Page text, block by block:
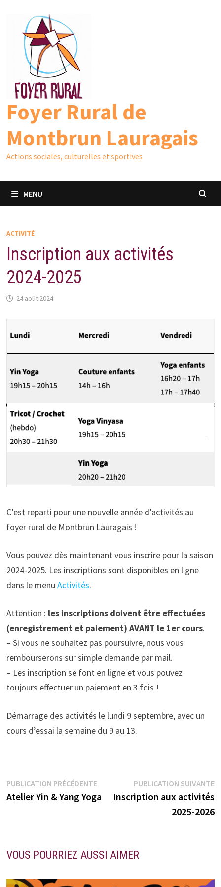
contenu
Foyer Rural de
Montbrun Lauragais
Actions sociales, culturelles et sportives
MENU
ACTIVITÉ
Inscription aux activités
2024-2025
24 août 2024
C’est reparti pour une nouvelle année d’activités au
foyer rural de Montbrun Lauragais !
Vous pouvez dès maintenant vous inscrire pour la saison
2024-2025. Les inscriptions sont disponibles en ligne
dans le menu Activités.
Attention : les inscriptions doivent être effectuées
(enregistrement et paiement) AVANT le 1er cours.
– Si vous ne souhaitez pas poursuivre, nous vous
rembourserons sur simple demande par mail.
– Les inscription se font en ligne et vous pouvez
toujours effectuer un paiement en 3 fois !
Démarrage des activités le lundi 9 septembre, avec un
cours d’essai la semaine du 9 au 13.
Navigation
de
PUBLICATION PRÉCÉDENTEPublication
précédente :
Atelier Yin & Yang Yoga
PUBLICATION SUIVANTE
Inscription aux activités
2025-2026
VOUS POURRIEZ AUSSI AIMER